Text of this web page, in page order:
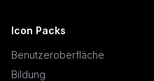
Icon Packs
Benutzeroberfläche
Bildung